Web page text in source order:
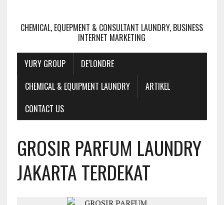
CHEMICAL, EQUEPMENT & CONSULTANT LAUNDRY, BUSINESS
INTERNET MARKETING
YURY GROUP
DE’LONDRE
CHEMICAL & EQUIPMENT LAUNDRY
ARTIKEL
CONTACT US
GROSIR PARFUM LAUNDRY
JAKARTA TERDEKAT